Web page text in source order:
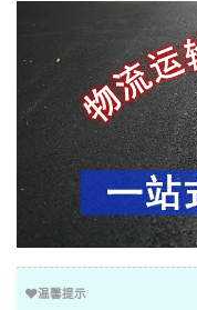
温馨提示